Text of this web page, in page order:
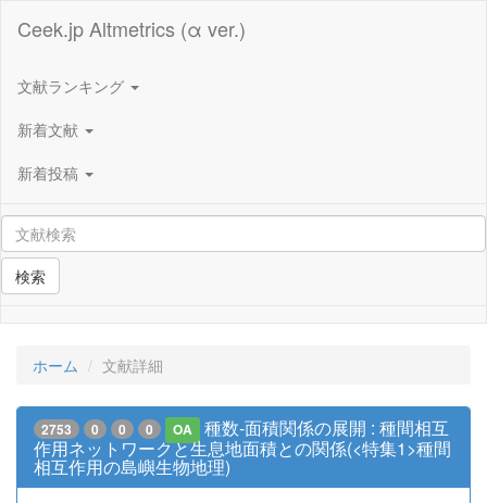
Ceek.jp Altmetrics (α ver.)
文献ランキング
新着文献
新着投稿
検索
ホーム 文献詳細
2753 0 0 0 OA
種数-面積関係の展開 : 種間相互
作用ネットワークと生息地面積との関係(<特集1>種間
相互作用の島嶼生物地理)